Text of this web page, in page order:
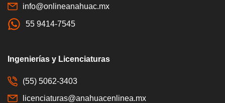
info@onlineanahuac.mx
55 9414-7545
Ingenierías y Licenciaturas
(55) 5062-3403
licenciaturas@anahuacenlinea.mx